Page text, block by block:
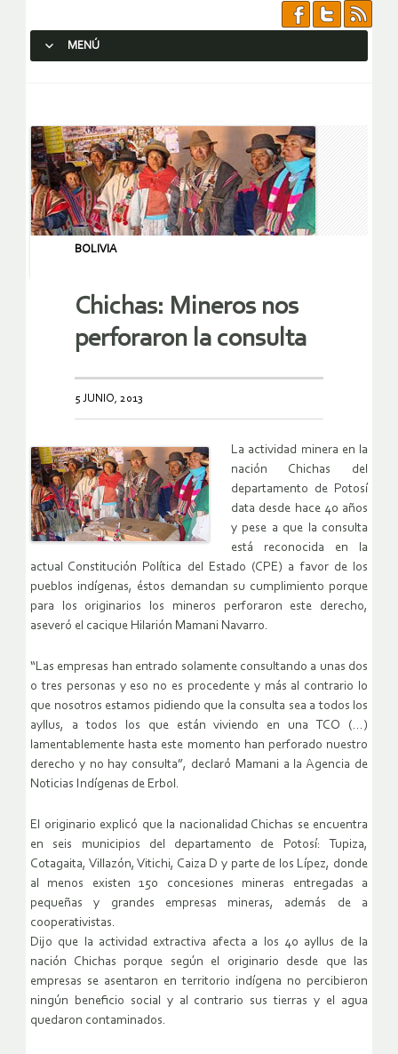
MENÚ
BOLIVIA
Chichas: Mineros nos
perforaron la consulta
5 JUNIO, 2013
La actividad minera en la
nación Chichas del
departamento de Potosí
data desde hace 40 años
y pese a que la consulta
está reconocida en la
actual Constitución Política del Estado (CPE) a favor de los
pueblos indígenas, éstos demandan su cumplimiento porque
para los originarios los mineros perforaron este derecho,
aseveró el cacique Hilarión Mamani Navarro.
“Las empresas han entrado solamente consultando a unas dos
o tres personas y eso no es procedente y más al contrario lo
que nosotros estamos pidiendo que la consulta sea a todos los
ayllus, a todos los que están viviendo en una TCO (…)
lamentablemente hasta este momento han perforado nuestro
derecho y no hay consulta”, declaró Mamani a la Agencia de
Noticias Indígenas de Erbol.
El originario explicó que la nacionalidad Chichas se encuentra
en seis municipios del departamento de Potosí: Tupiza,
Cotagaita, Villazón, Vitichi, Caiza D y parte de los Lípez, donde
al menos existen 150 concesiones mineras entregadas a
pequeñas y grandes empresas mineras, además de a
cooperativistas.
Dijo que la actividad extractiva afecta a los 40 ayllus de la
nación Chichas porque según el originario desde que las
empresas se asentaron en territorio indígena no percibieron
ningún beneficio social y al contrario sus tierras y el agua
quedaron contaminados.